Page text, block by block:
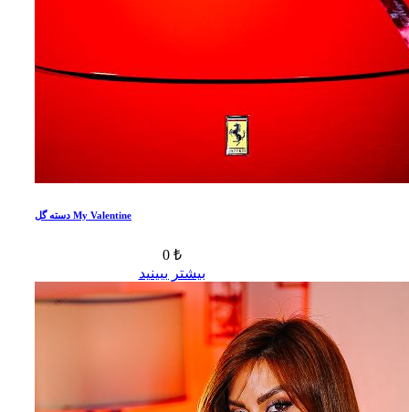
دسته گل My Valentine
0 ₺
بیشتر ببینید